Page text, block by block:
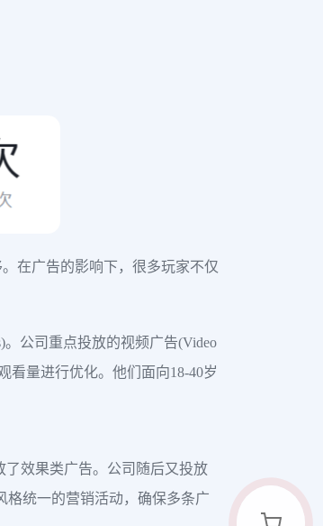
在广告的影响下，很多玩家不仅
。公司重点投放的视频广告(Video
看量进行优化。他们面向18-40岁
了效果类广告。公司随后又投放
格统一的营销活动，确保多条广